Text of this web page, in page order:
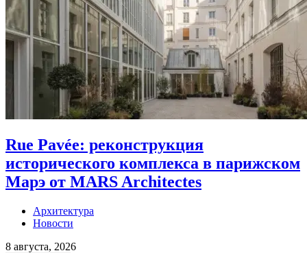
Rue Pavée: реконструкция
исторического комплекса в парижском
Марэ от MARS Architectes
Архитектура
Новости
8 августа, 2026